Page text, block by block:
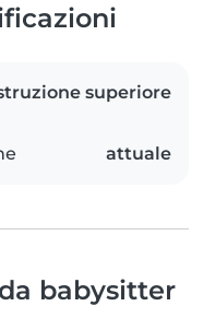
superiore
attuale
babysitter